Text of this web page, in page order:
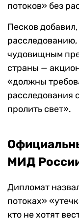
потоков» без
Песков
расследованию,
чудовищным
страны —
«должны
расследования
пролить свет».
МИД
Дипломат
потоках»
кто не хотят